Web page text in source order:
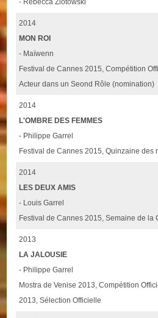
- Rebecca Zlotowski
2014
MON ROI
- Maïwenn
Festival de Cannes 2015, Compétition
Acteur dans un Seond Rôle (nomination)
2014
L'OMBRE DES FEMMES
- Philippe Garrel
Festival de Cannes 2015, Quinzaine des
2014
LES DEUX AMIS
- Louis Garrel
Festival de Cannes 2015, Semaine de la
2013
LA JALOUSIE
- Philippe Garrel
Mostra de Venise 2013, Compétition
2013, Sélection Officielle